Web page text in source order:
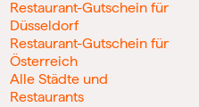
Restaurant-Gutschein für
Düsseldorf
Restaurant-Gutschein für
Österreich
Alle Städte und
Restaurants